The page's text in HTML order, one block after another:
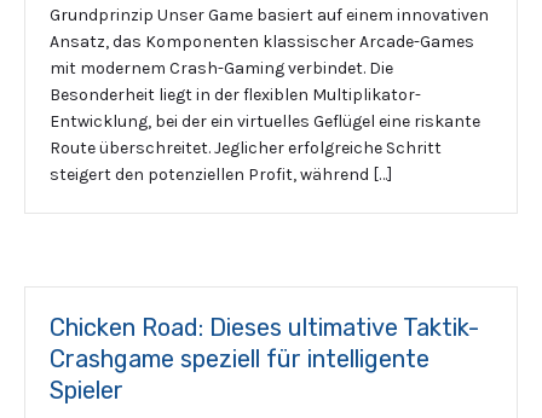
Grundprinzip Unser Game basiert auf einem innovativen
Ansatz, das Komponenten klassischer Arcade-Games
mit modernem Crash-Gaming verbindet. Die
Besonderheit liegt in der flexiblen Multiplikator-
Entwicklung, bei der ein virtuelles Geflügel eine riskante
Route überschreitet. Jeglicher erfolgreiche Schritt
steigert den potenziellen Profit, während […]
Chicken Road: Dieses ultimative Taktik-
Crashgame speziell für intelligente
Spieler